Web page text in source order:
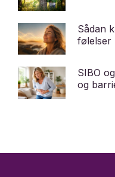
Sådan
følelser
SIBO
og